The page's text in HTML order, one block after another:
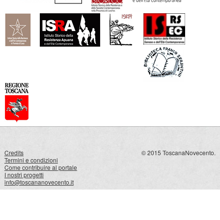
Credits
Termini e condizioni
Come contribuire al portale
I nostri progetti
info@toscananovecento.it
© 2015 ToscanaNovecento.